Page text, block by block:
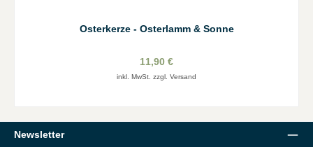
Osterkerze - Osterlamm & Sonne
11,90 €
inkl. MwSt. zzgl. Versand
Newsletter